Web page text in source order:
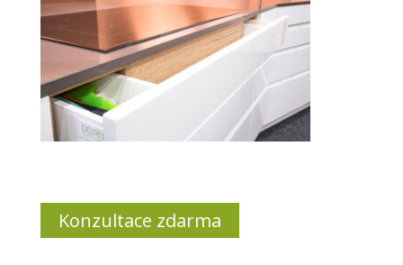
Konzultace zdarma